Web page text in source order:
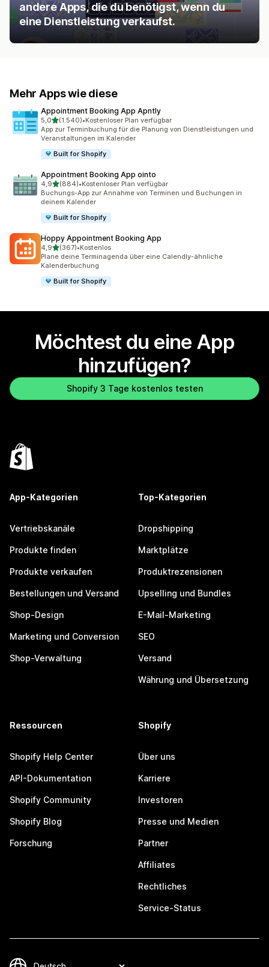
andere Apps, die du benötigst, wenn du
eine Dienstleistung verkaufst.
Mehr Apps wie diese
Appointment Booking App Apntly
5,0von 5 Sternen
(1.540)
1540 Rezensionen insgesamt
•Kostenloser Plan verfügbar
App zur Terminbuchung für die Planung von Dienstleistungen und
Veranstaltungen im Kalender
Built for Shopify
Appointment Booking App ointo
4,9von 5 Sternen
(884)
884 Rezensionen insgesamt
•Kostenloser Plan verfügbar
Buchungs-App zur Annahme von Terminen und Buchungen in
deinem Kalender
Built for Shopify
Hoppy Appointment Booking App
4,9von 5 Sternen
(367)
367 Rezensionen insgesamt
•Kostenlos
Plane deine Terminagenda über eine Calendly-ähnliche
Kalenderbuchung
Built for Shopify
Möchtest du eine App
hinzufügen?
Shopify 3 Tage kostenlos testen
App-Kategorien
Vertriebskanäle
Produkte finden
Produkte verkaufen
Bestellungen und Versand
Shop-Design
Marketing und Conversion
Shop-Verwaltung
Top-Kategorien
Dropshipping
Marktplätze
Produktrezensionen
Upselling und Bundles
E-Mail-Marketing
SEO
Versand
Währung und Übersetzung
Ressourcen
Shopify Help Center
API-Dokumentation
Shopify Community
Shopify Blog
Forschung
Shopify
Über uns
Karriere
Investoren
Presse und Medien
Partner
Affiliates
Rechtliches
Service-Status